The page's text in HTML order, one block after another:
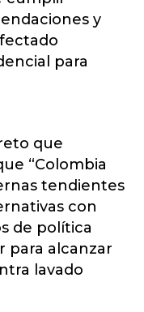
y
para
que
“Colombia
tendientes
con
de política
para alcanzar
lavado